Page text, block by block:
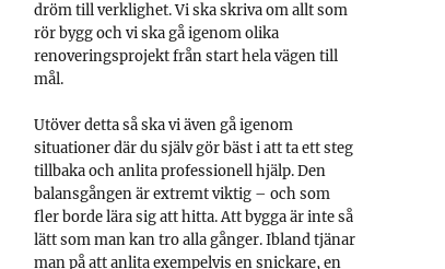
dröm till verklighet. Vi ska skriva om allt som
rör bygg och vi ska gå igenom olika
renoveringsprojekt från start hela vägen till
mål.
Utöver detta så ska vi även gå igenom
situationer där du själv gör bäst i att ta ett steg
tillbaka och anlita professionell hjälp. Den
balansgången är extremt viktig – och som
fler borde lära sig att hitta. Att bygga är inte så
lätt som man kan tro alla gånger. Ibland tjänar
man på att anlita exempelvis en snickare, en